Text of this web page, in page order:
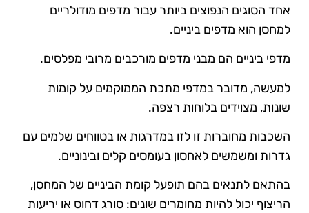
אחד הסוגים הנפוצים ביותר עבור מדפים מודולריים
למחסן הוא מדפים ביניים.
מדפי ביניים הם מבני מדפים מורכבים מרובי מפלסים.
למעשה, מדובר במדפי מתכת הממוקמים על קומות
שונות, מצוידים בלוחות רצפה.
השכבות מחוברות זו לזו במדרגות או בטווחים שלמים עם
גדרות ומשמשים לאחסון בעומסים קלים ובינוניים.
בהתאם לתנאים בהם תופעל קומת הביניים של המחסן,
הריצוף יכול להיות מחומרים שונים: סורג דחוס או יריעות